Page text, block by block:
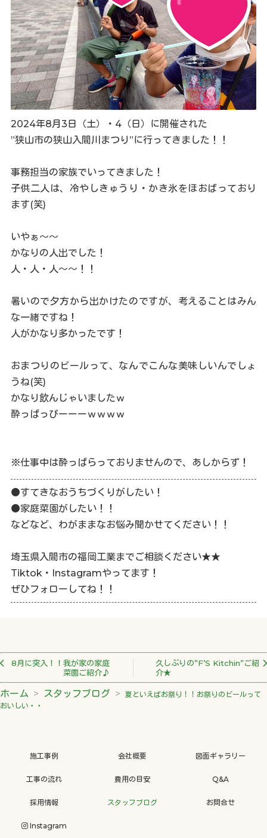
2024年8月3日（土）・4（日）に開催された
”狭山市の狭山入間川まつり”に行ってきました！！
事務担当の家族でいってきました！
子供二人は、冷やしきゅうり・かき氷をほおばっており
ます(笑)
いやぁ～～
かなりの人出でした！
人・人・人～～！！
暑いので夕方から出かけたのですが、考えることはみん
な一緒ですね！
人がかなり多かったです！
おまつりのビールって、なんでこんな美味しいんでしょ
うね(笑)
かなり飲んじゃいましたｗ
酔っぱっぴーーーｗｗｗｗ
※仕事中は酔っぱらっておりませんので、あしからず！
●すてきなおうちづくりがしたい！
●家庭菜園がしたい！！
などなど、わがままなお悩み聞かせてください！！
埼玉県入間市の福岡工業までご相談ください★★
Tiktok・Instagramやってます！
ぜひフォローしてね！！
久しぶりの”F’S Kitchin”ご紹
介★
8月に突入！！我が家の家庭
菜園ご紹介♪
ホーム スタッフブログ
夏といえばお祭り！！お祭りのビールって
おいしい・・
施工事例 会社概要 図面ギャラリー
工事の流れ 費用の目安 Q&A
採用情報 スタッフブログ お問合せ
Instagram